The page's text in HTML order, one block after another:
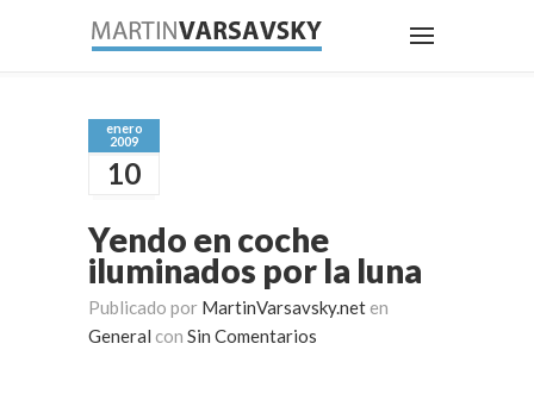
enero
2009
10
Yendo en coche
iluminados por la luna
Publicado por MartinVarsavsky.net en
General con Sin Comentarios